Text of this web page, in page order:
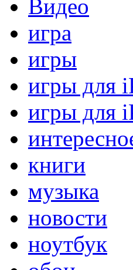
Видео
игра
игры
игры для
игры для
книги
музыка
новости
ноутбук